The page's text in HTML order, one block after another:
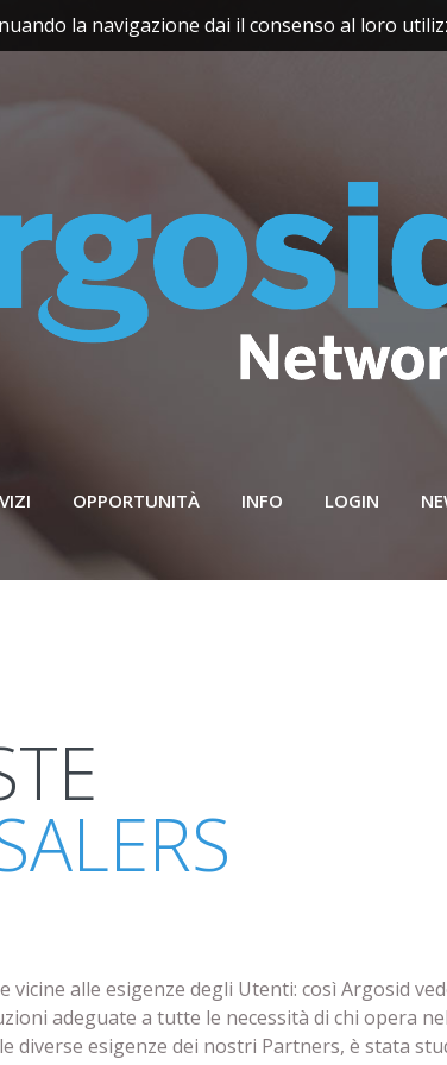
OPPORTUNITÀ INFO LOGIN
vicine alle esigenze degli Utenti: così Argosid
adeguate a tutte le necessità di chi opera
diverse esigenze dei nostri Partners, è stata
la navigazione dai il consenso al loro